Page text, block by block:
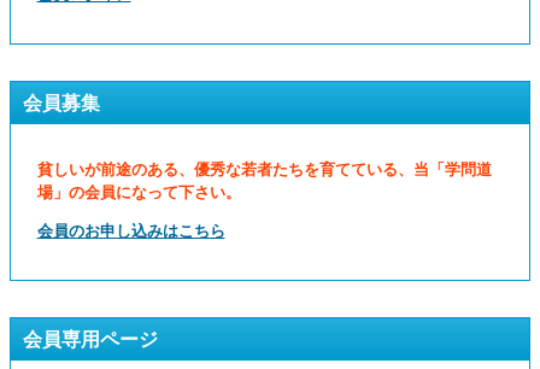
会員募集
貧しいが前途のある、優秀な若者たちを育てている、当「学問道
場」の会員になって下さい。
会員のお申し込みはこちら
会員専用ページ